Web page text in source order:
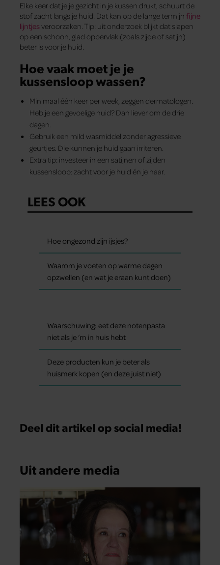
Elke keer dat je je gezicht in je kussen drukt, schuurt de
stof zacht langs je huid. Dat kan op de lange termijn fijne
lijntjesveroorzaken. Tip: uit onderzoek blijkt dat slapen
op een schoon, glad oppervlak (zoals zijde of satijn)
beter is voor je huid.
Hoe vaak moet je je
kussensloop wassen?
Minimaal één keer per week, zeggen dermatologen.
Heb je een gevoelige huid? Dan liever om de drie
dagen.
Gebruik een mild wasmiddel zonder agressieve
geurtjes. Die kunnen je huid gaan irriteren.
Extra tip: investeer in een satijnen of zijden
kussensloop: zacht voor je huid én je haar.
LEES OOK
Hoe ongezond zijn ijsjes?
Waarom je voeten op warme dagen
opzwellen (en wat je eraan kunt doen)
Waarschuwing: eet deze notenpasta
niet als je ‘m in huis hebt
Deze producten kun je beter als
huismerk kopen (en deze juist niet)
Deel dit artikel op social media!
Uit andere media